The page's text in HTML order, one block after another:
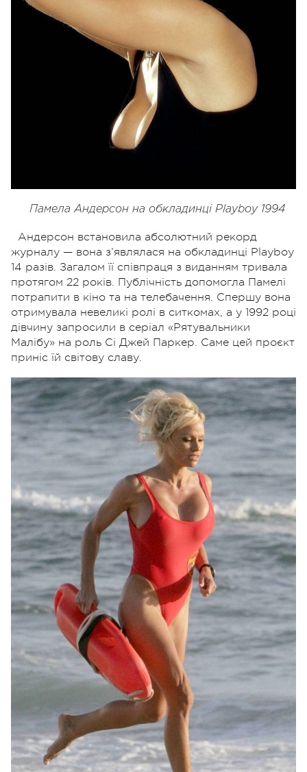
Памела Андерсон на обкладинці Playboy 1994
Андерсон встановила абсолютний рекорд
журналу — вона з’являлася на обкладинці Playboy
14 разів. Загалом її співпраця з виданням тривала
протягом 22 років. Публічність допомогла Памелі
потрапити в кіно та на телебачення. Спершу вона
отримувала невеликі ролі в ситкомах, а у 1992 році
дівчину запросили в серіал «Рятувальники
Малібу» на роль Сі Джей Паркер. Саме цей проєкт
приніс їй світову славу.